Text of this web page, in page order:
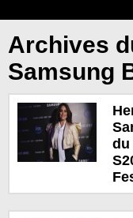
Archives
Samsung
du